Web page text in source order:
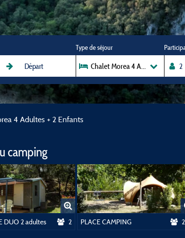
Type de séjour
Chalet Morea 4 Adultes + 2
4 Adultes + 2 Enfants
camping
DUO 2 adultes 2 PLACE CAMPING